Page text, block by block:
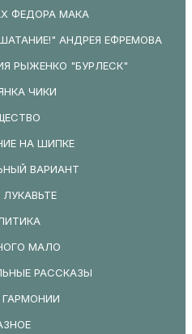
ФЕДОРА МАКА
АНДРЕЯ ЕФРЕМОВА
РЫЖЕНКО "БУРЛЕСК"
ЧИКИ
НА ШИПКЕ
ВАРИАНТ
ЛУКАВЬТЕ
МАЛО
РАССКАЗЫ
ГАРМОНИИ